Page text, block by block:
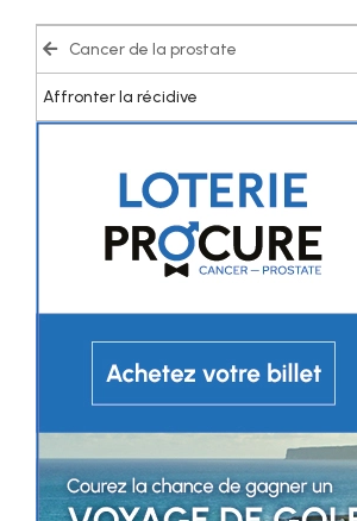
Cancer de la prostate
Affronter la récidive